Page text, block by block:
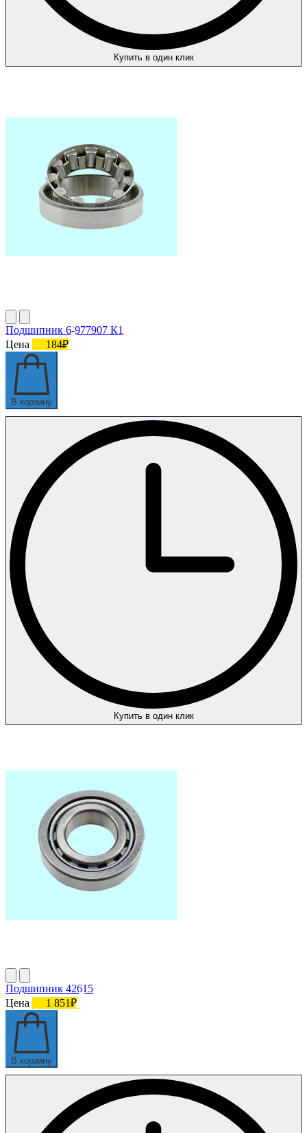
Купить в один клик
Подшипник 6-977907 К1
Цена
184₽
В корзину
Купить в один клик
Подшипник 42615
Цена
1 851₽
В корзину